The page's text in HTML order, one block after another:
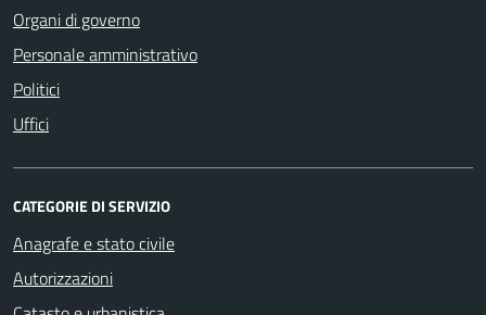
Organi di governo
Personale amministrativo
Politici
Uffici
CATEGORIE DI SERVIZIO
Anagrafe e stato civile
Autorizzazioni